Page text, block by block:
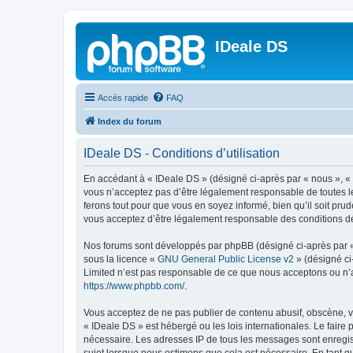
IDeale DS
Accès rapide FAQ
Index du forum
IDeale DS - Conditions d’utilisation
En accédant à « IDeale DS » (désigné ci-après par « nous »,
vous n’acceptez pas d’être légalement responsable de
ferons tout pour que vous en soyez informé, bien qu’il soit
vous acceptez d’être légalement responsable des conditions
Nos forums sont développés par phpBB (désigné ci-après
sous la licence « GNU General Public License v2 » (désigné
Limited n’est pas responsable de ce que nous acceptons ou
https://www.phpbb.com/.
Vous acceptez de ne pas publier de contenu abusif,
« IDeale DS » est hébergé ou les lois internationales. Le faire
nécessaire. Les adresses IP de tous les messages sont